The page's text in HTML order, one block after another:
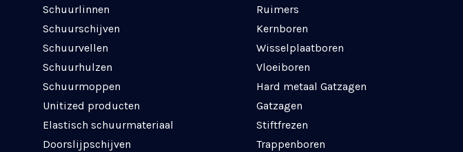
Schuurlinnen
Schuurschijven
Schuurvellen
Schuurhulzen
Schuurmoppen
Unitized producten
Elastisch schuurmateriaal
Doorslijpschijven
Ruimers
Kernboren
Wisselplaatboren
Vloeiboren
Hard metaal Gatzagen
Gatzagen
Stiftfrezen
Trappenboren